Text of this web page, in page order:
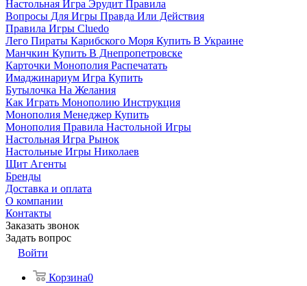
Настольная Игра Эрудит Правила
Вопросы Для Игры Правда Или Действия
Правила Игры Cluedo
Лего Пираты Карибского Моря Купить В Украине
Манчкин Купить В Днепропетровске
Карточки Монополия Распечатать
Имаджинариум Игра Купить
Бутылочка На Желания
Как Играть Монополию Инструкция
Монополия Менеджер Купить
Монополия Правила Настольной Игры
Настольная Игра Рынок
Настольные Игры Николаев
Щит Агенты
Бренды
Доставка и оплата
О компании
Контакты
Заказать звонок
Задать вопрос
Войти
Корзина0